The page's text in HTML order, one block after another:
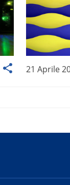
21 Aprile